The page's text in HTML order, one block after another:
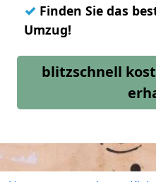
✓ Finden Sie das
Umzug!
blitzschnell